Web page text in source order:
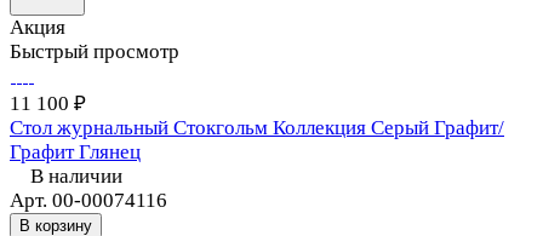
Акция
Быстрый просмотр
11 100 ₽
Стол журнальный Стокгольм Коллекция Серый Графит/
Графит Глянец
В наличии
Арт. 00-00074116
В корзину